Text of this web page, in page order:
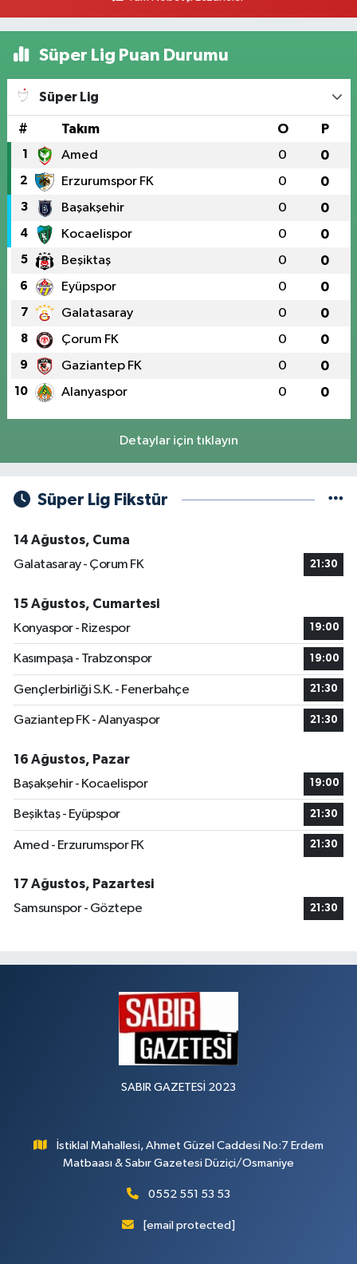
Süper Lig Puan Durumu
Süper Lig
# Takım O P
1 Amed 0 0
2 Erzurumspor FK 0 0
3 Başakşehir 0 0
4 Kocaelispor 0 0
5 Beşiktaş 0 0
6 Eyüpspor 0 0
7 Galatasaray 0 0
8 Çorum FK 0 0
9 Gaziantep FK 0 0
10 Alanyaspor 0 0
Detaylar için tıklayın
Süper Lig Fikstür
14 Ağustos, Cuma
Galatasaray - Çorum FK
21:30
15 Ağustos, Cumartesi
Konyaspor - Rizespor
19:00
Kasımpaşa - Trabzonspor 19:00
Gençlerbirliği S.K. - Fenerbahçe 21:30
Gaziantep FK - Alanyaspor 21:30
16 Ağustos, Pazar
Başakşehir - Kocaelispor
19:00
Beşiktaş - Eyüpspor 21:30
Amed - Erzurumspor FK 21:30
17 Ağustos, Pazartesi
Samsunspor - Göztepe
21:30
SABIR GAZETESİ 2023
İstiklal Mahallesi, Ahmet Güzel Caddesi No:7 Erdem
Matbaası & Sabır Gazetesi Düziçi/Osmaniye
0552 551 53 53
[email protected]